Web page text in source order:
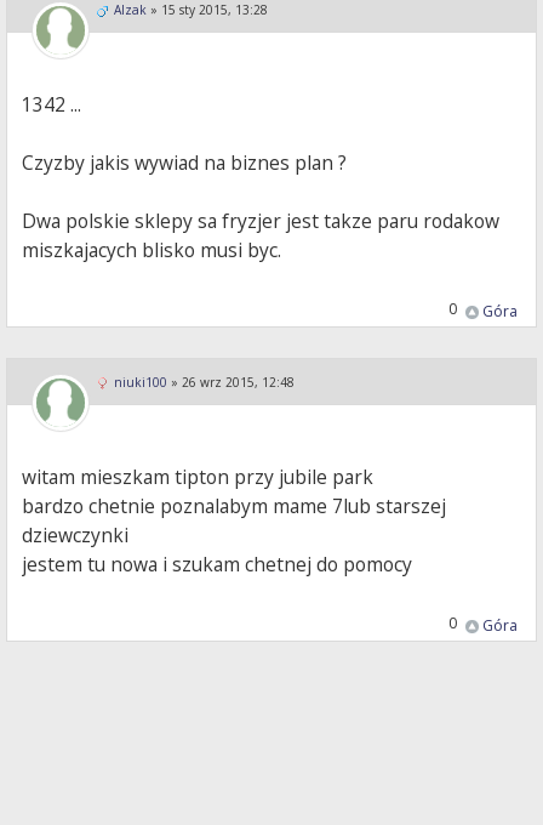
Alzak » 15 sty 2015, 13:28
1342 ...
Czyzby jakis wywiad na biznes plan ?
Dwa polskie sklepy sa fryzjer jest takze paru rodakow
miszkajacych blisko musi byc.
Góra
0
niuki100 » 26 wrz 2015, 12:48
witam mieszkam tipton przy jubile park
bardzo chetnie poznalabym mame 7lub starszej
dziewczynki
jestem tu nowa i szukam chetnej do pomocy
Góra
0